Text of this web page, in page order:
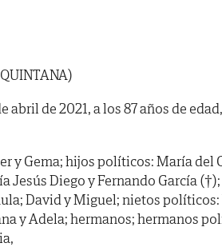
abril de 2021, a los 87 años de
y Gema; hijos políticos: María del
Jesús Diego y Fernando García
David y Miguel; nietos
y Adela; hermanos; hermanos